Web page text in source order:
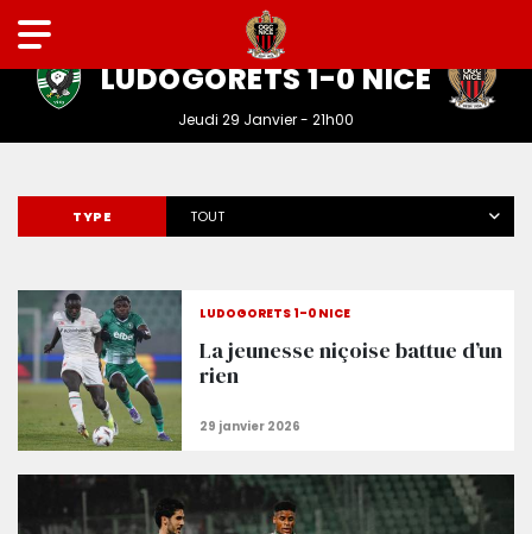
LIGUE EUROPA
LUDOGORETS 1-0 NICE
Jeudi 29 Janvier - 21h00
TYPE TOUT
LUDOGORETS 1-0 NICE
La jeunesse niçoise battue d’un
rien